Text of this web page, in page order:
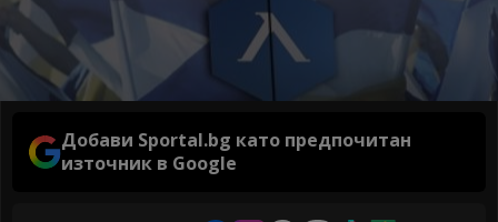
Добави Sportal.bg като предпочитан
източник в Google